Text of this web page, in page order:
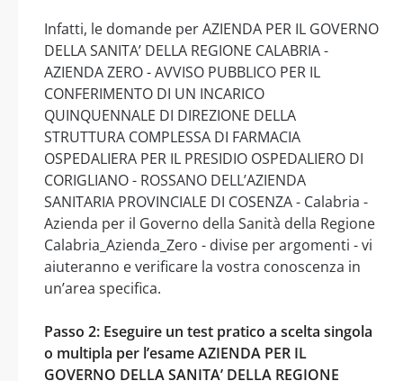
Infatti, le domande per AZIENDA PER IL GOVERNO
DELLA SANITA’ DELLA REGIONE CALABRIA -
AZIENDA ZERO - AVVISO PUBBLICO PER IL
CONFERIMENTO DI UN INCARICO
QUINQUENNALE DI DIREZIONE DELLA
STRUTTURA COMPLESSA DI FARMACIA
OSPEDALIERA PER IL PRESIDIO OSPEDALIERO DI
CORIGLIANO - ROSSANO DELL’AZIENDA
SANITARIA PROVINCIALE DI COSENZA - Calabria -
Azienda per il Governo della Sanità della Regione
Calabria_Azienda_Zero - divise per argomenti - vi
aiuteranno e verificare la vostra conoscenza in
un’area specifica.
Passo 2: Eseguire un test pratico a scelta singola
o multipla per l’esame AZIENDA PER IL
GOVERNO DELLA SANITA’ DELLA REGIONE